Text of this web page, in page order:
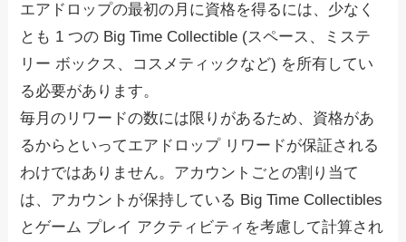
エアドロップの最初の月に資格を得るには、少なく
とも 1 つの Big Time Collectible (スペース、ミステ
リー ボックス、コスメティックなど) を所有してい
る必要があります。
毎月のリワードの数には限りがあるため、資格があ
るからといってエアドロップ リワードが保証される
わけではありません。アカウントごとの割り当て
は、アカウントが保持している Big Time Collectibles
とゲーム プレイ アクティビティを考慮して計算され